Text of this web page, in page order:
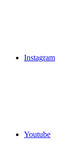
Instagram
Youtube